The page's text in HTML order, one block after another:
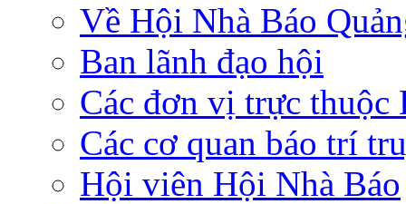
Về Hội Nhà Báo
Ban lãnh đạo hội
Các đơn vị trực thuộc
Các cơ quan báo trí
Hội viên Hội Nhà Báo